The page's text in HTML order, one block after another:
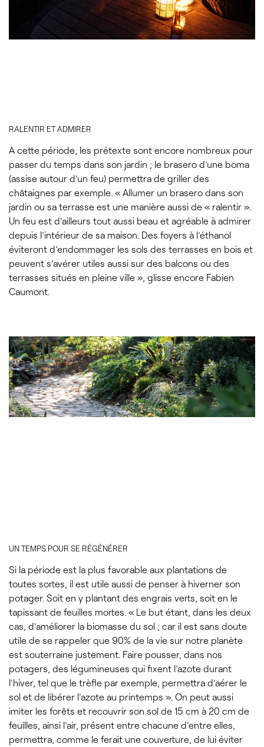
RALENTIR ET ADMIRER
A cette période, les prétexte sont encore nombreux pour
passer du temps dans son jardin ; le brasero d’une boma
(assise autour d’un feu) permettra de griller des
châtaignes par exemple. « Allumer un brasero dans son
jardin ou sa terrasse est une manière aussi de « ralentir ».
Un feu est d’ailleurs tout aussi beau et agréable à admirer
depuis l’intérieur de sa maison. Des foyers à l’éthanol
éviteront d’endommager les sols des terrasses en bois et
peuvent s’avérer utiles aussi sur des balcons ou des
terrasses situés en pleine ville », glisse encore Fabien
Caumont.
UN TEMPS POUR SE RÉGÉNÉRER
Si la période est la plus favorable aux plantations de
toutes sortes, il est utile aussi de penser à hiverner son
potager. Soit en y plantant des engrais verts, soit en le
tapissant de feuilles mortes. « Le but étant, dans les deux
cas, d’améliorer la biomasse du sol ; car il est sans doute
utile de se rappeler que 90% de la vie sur notre planète
est souterraine justement. Faire pousser, dans nos
potagers, des légumineuses qui fixent l’azote durant
l’hiver, tel que le trèfle par exemple, permettra d’aérer le
sol et de libérer l’azote au printemps ». On peut aussi
imiter les forêts et recouvrir son sol de 15 cm à 20 cm de
feuilles, ainsi l’air, présent entre chacune d’entre elles,
permettra, comme le ferait une couverture, de lui éviter